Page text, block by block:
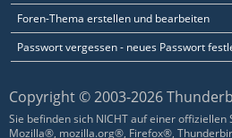
Foren-Thema erstellen und bearbeiten
Passwort vergessen - neues Passwort
Copyright © 2003-2026
Sie befinden sich NICHT auf einer
Mozilla®, mozilla.org®, Firefox®,